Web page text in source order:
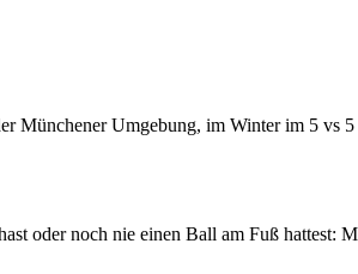
Mün­che­ner Umge­bung, im Win­ter im 5 vs
oder noch nie einen Ball am Fuß hat­test: